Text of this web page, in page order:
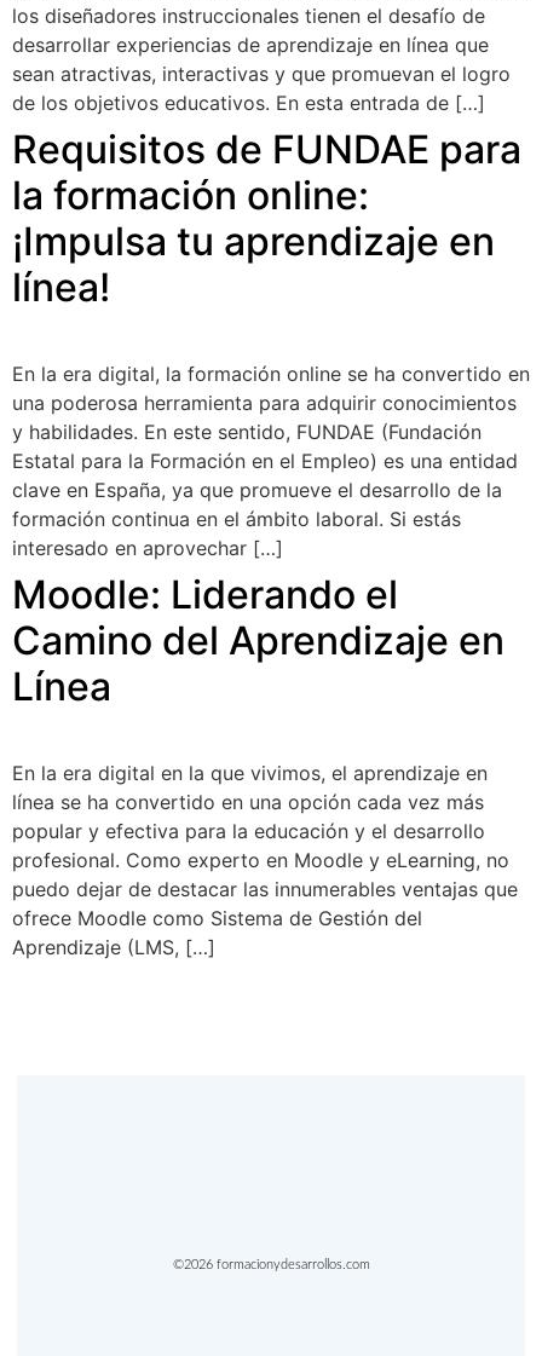
los diseñadores instruccionales tienen el desafío de
desarrollar experiencias de aprendizaje en línea que
sean atractivas, interactivas y que promuevan el logro
de los objetivos educativos. En esta entrada de […]
Requisitos de FUNDAE para
la formación online:
¡Impulsa tu aprendizaje en
línea!
En la era digital, la formación online se ha convertido en
una poderosa herramienta para adquirir conocimientos
y habilidades. En este sentido, FUNDAE (Fundación
Estatal para la Formación en el Empleo) es una entidad
clave en España, ya que promueve el desarrollo de la
formación continua en el ámbito laboral. Si estás
interesado en aprovechar […]
Moodle: Liderando el
Camino del Aprendizaje en
Línea
En la era digital en la que vivimos, el aprendizaje en
línea se ha convertido en una opción cada vez más
popular y efectiva para la educación y el desarrollo
profesional. Como experto en Moodle y eLearning, no
puedo dejar de destacar las innumerables ventajas que
ofrece Moodle como Sistema de Gestión del
Aprendizaje (LMS, […]
©2026 formacionydesarrollos.com